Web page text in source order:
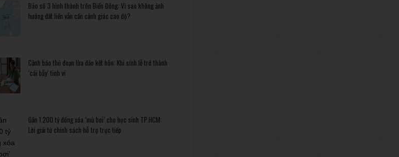
Bão số 3 hình thành trên Biển Đông: Vì sao không ảnh
hưởng đất liền vẫn cần cảnh giác cao độ?
Cảnh báo thủ đoạn lừa đảo kết hôn: Khi sính lễ trở thành
‘cái bẫy’ tinh vi
Gần 1.200 tỷ đồng xóa ‘mù bơi’ cho học sinh TP.HCM:
Lời giải từ chính sách hỗ trợ trực tiếp